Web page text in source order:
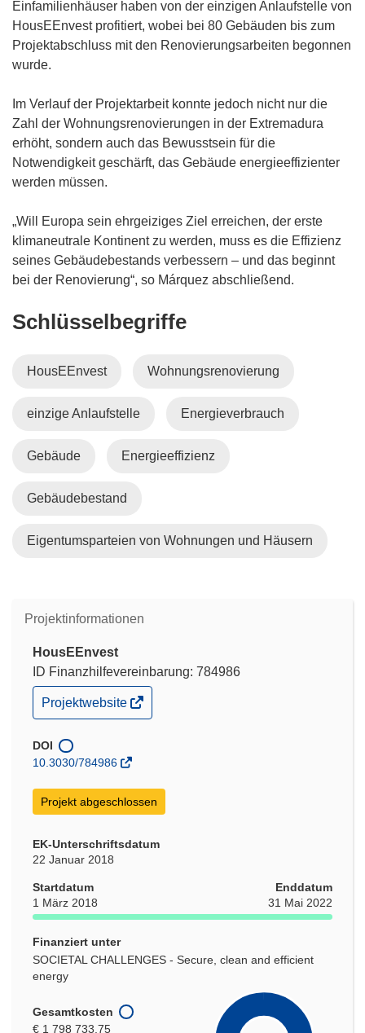
e
u
e
e
n
s
t
)
e
u
e
e
n
t
)
n
n
e
m
F
e
n
s
e
r
)
n
n
e
m
F
e
n
e
r
)
n
n
e
m
F
e
n
e
r
n
n
e
n
r
)
Einfamilienhäuser haben von der einzigen Anlaufstelle von
HousEEnvest profitiert, wobei bei 80 Gebäuden bis zum
Projektabschluss mit den Renovierungsarbeiten begonnen
wurde.
Im Verlauf der Projektarbeit konnte jedoch nicht nur die
Zahl der Wohnungsrenovierungen in der Extremadura
erhöht, sondern auch das Bewusstsein für die
Notwendigkeit geschärft, das Gebäude energieeffizienter
werden müssen.
„Will Europa sein ehrgeiziges Ziel erreichen, der erste
klimaneutrale Kontinent zu werden, muss es die Effizienz
seines Gebäudebestands verbessern – und das beginnt
bei der Renovierung“, so Márquez abschließend.
Schlüsselbegriffe
HousEEnvest Wohnungsrenovierung
einzige Anlaufstelle Energieverbrauch
Gebäude Energieeffizienz
Gebäudebestand
Eigentumsparteien von Wohnungen und Häusern
Projektinformationen
HousEEnvest
ID Finanzhilfevereinbarung: 784986
(öffnet
in
Fenster)
Projektwebsite
DOI
10.3030/784986
Projekt abgeschlossen
EK-Unterschriftsdatum
22 Januar 2018
Startdatum
1 März 2018
Enddatum
31 Mai 2022
Finanziert unter
SOCIETAL CHALLENGES - Secure, clean and efficient
energy
Gesamtkosten
€ 1 798 733,75